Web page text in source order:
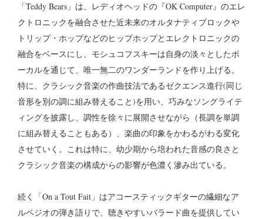
「Teddy Bears」は、レディオヘッドの『OK Computer』のエレ
クトロニックを融合させた近未来のオルタナティブロックや
トリップ・ホップなどのヒップホップとエレクトロニックの
融合をベースにし、モシュコフスキーは自身の淡々としたボ
ーカルを通じて、唯一無二のワンダーランドを作り上げる。
特に、クラシック音楽の作曲技法であるゼクエンス進行(同じ
音形を別の調に組み替えること)を用い、巧みなソングライテ
ィングを披露し、調性を徐々に展開させながら（長調を単調
に組み替えることもある）、楽曲の印象をかわるがわる変化
させていく。これは特に、幼少期から培われた音感の良さと
クラシック音楽の構成からの影響が色濃く滲み出ている。
続く「On a Tout Fait」はアコースティックギターの繊細なア
ルペジオの弾き語りで、聴きやすいバラード曲を提供してい